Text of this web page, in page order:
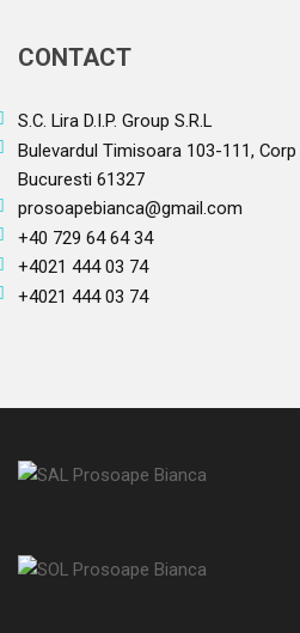
CONTACT
S.C. Lira D.I.P. Group S.R.L
Bulevardul Timisoara 103-111,
Bucuresti 61327
prosoapebianca@gmail.com
+40 729 64 64 34
+4021 444 03 74
+4021 444 03 74